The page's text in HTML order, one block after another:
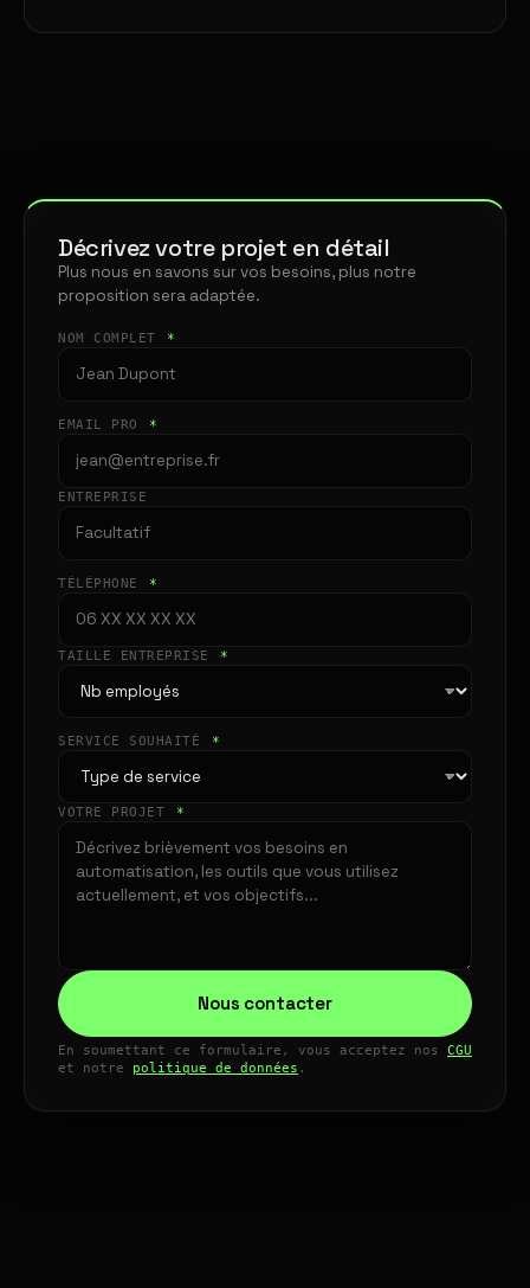
Décrivez votre projet en détail
Plus nous en savons sur vos besoins, plus notre
proposition sera adaptée.
NOM COMPLET *
EMAIL PRO *
ENTREPRISE
TÉLÉPHONE *
TAILLE ENTREPRISE *
SERVICE SOUHAITÉ *
VOTRE PROJET *
Nous contacter
En soumettant ce formulaire, vous acceptez nos CGU
et notre politique de données .